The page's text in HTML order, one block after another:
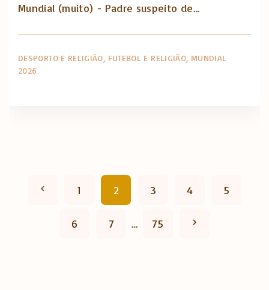
Mundial (muito) - Padre suspeito de…
DESPORTO E RELIGIÃO FUTEBOL E RELIGIÃO MUNDIAL
2026
P 1 2 3 4 5
6 7 … 75 N